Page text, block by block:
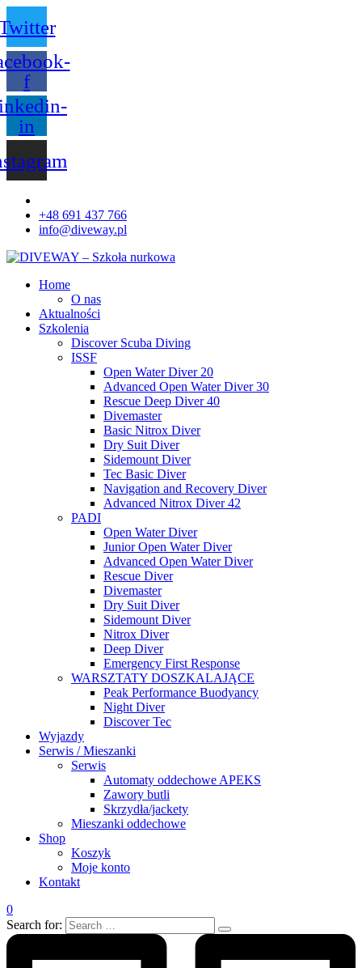
f
in
+48 691 437 766
info@diveway.pl
Home
O nas
Aktualności
Szkolenia
Discover Scuba Diving
ISSF
Open Water Diver 20
Advanced Open Water Diver 30
Rescue Deep Diver 40
Divemaster
Basic Nitrox Diver
Dry Suit Diver
Sidemount Diver
Tec Basic Diver
Navigation and Recovery Diver
Advanced Nitrox Diver 42
PADI
Open Water Diver
Junior Open Water Diver
Advanced Open Water Diver
Rescue Diver
Divemaster
Dry Suit Diver
Sidemount Diver
Nitrox Diver
Deep Diver
Emergency First Response
WARSZTATY DOSZKALAJĄCE
Peak Performance Buodyancy
Night Diver
Discover Tec
Wyjazdy
Serwis / Mieszanki
Serwis
Automaty oddechowe APEKS
Zawory butli
Skrzydła/jackety
Mieszanki oddechowe
Shop
Koszyk
Moje konto
Kontakt
0
Search for: